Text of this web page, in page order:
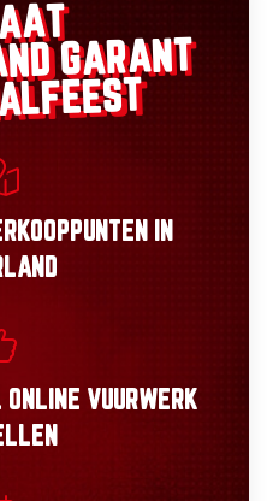
GARANT
IN
ONLINE VUURWERK